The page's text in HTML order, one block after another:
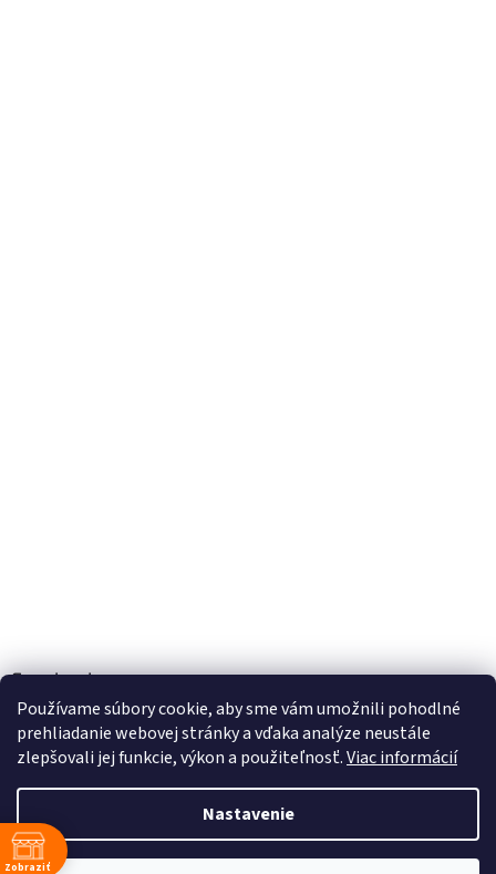
Používame súbory cookie, aby sme vám umožnili pohodlné
prehliadanie webovej stránky a vďaka analýze neustále
zlepšovali jej funkcie, výkon a použiteľnosť.Viac informácií
Nastavenie
Facebook
Vytvoril Shoptet
Copyright 2026TOBEL s.r.o.. Všetky práva vyhradené.Upraviť
Zobraziť